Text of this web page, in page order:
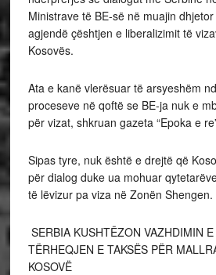
Ministrave të BE-së në muajin
agjendë çështjen e liberalizimit të
Kosovës.
Ata e kanë vlerësuar të arsyeshëm
proceseve në qoftë se BE-ja nuk e
për vizat, shkruan gazeta “Epoka e
Sipas tyre, nuk është e drejtë që
për dialog duke ua mohuar
të lëvizur pa viza në Zonën Shengen.
SERBIA KUSHTËZON VAZHDIMIN
TËRHEQJEN E TAKSËS PËR
KOSOVË